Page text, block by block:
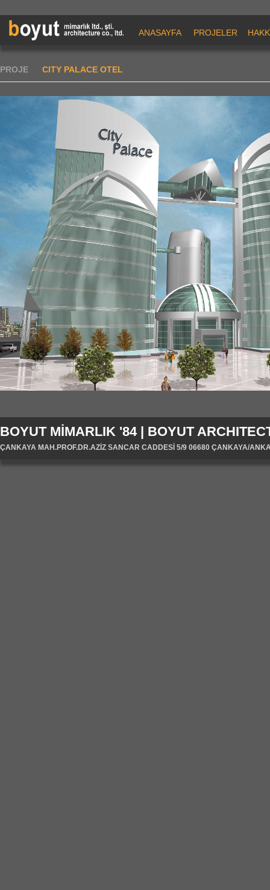
ANASAYFA PROJELER
PROJE CITY PALACE OTEL
BOYUT MİMARLIK '84 | BOYUT
ÇANKAYA MAH.PROF.DR.AZİZ SANCAR CADDESİ 5/9 06680 ÇANKAYA/